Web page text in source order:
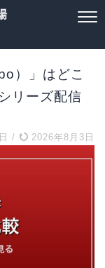
）」はどこ
リーズ配信
/ 2026年8月3日